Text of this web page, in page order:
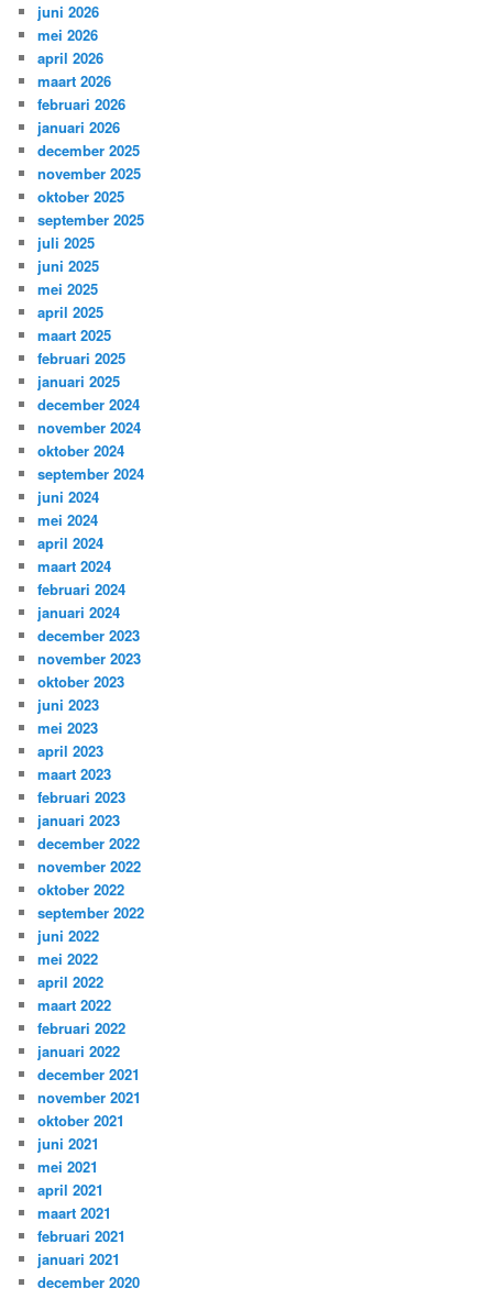
juni 2026
mei 2026
april 2026
maart 2026
februari 2026
januari 2026
december 2025
november 2025
oktober 2025
september 2025
juli 2025
juni 2025
mei 2025
april 2025
maart 2025
februari 2025
januari 2025
december 2024
november 2024
oktober 2024
september 2024
juni 2024
mei 2024
april 2024
maart 2024
februari 2024
januari 2024
december 2023
november 2023
oktober 2023
juni 2023
mei 2023
april 2023
maart 2023
februari 2023
januari 2023
december 2022
november 2022
oktober 2022
september 2022
juni 2022
mei 2022
april 2022
maart 2022
februari 2022
januari 2022
december 2021
november 2021
oktober 2021
juni 2021
mei 2021
april 2021
maart 2021
februari 2021
januari 2021
december 2020